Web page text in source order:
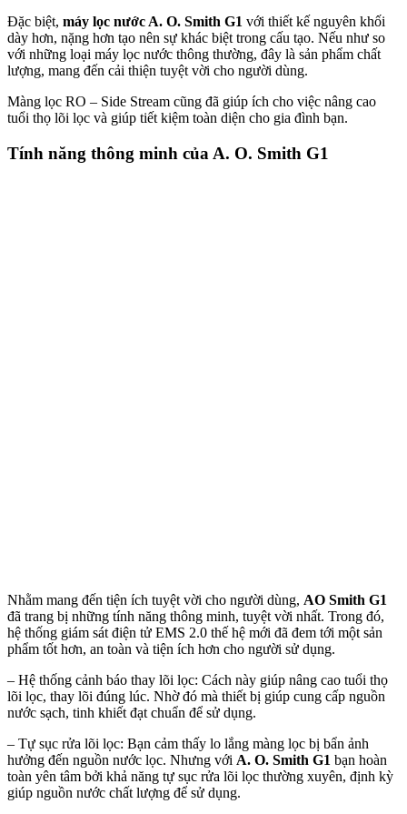
Đặc biệt, máy lọc nước A. O. Smith G1 với thiết kế nguyên khối
dày hơn, nặng hơn tạo nên sự khác biệt trong cấu tạo. Nếu như so
với những loại máy lọc nước thông thường, đây là sản phẩm chất
lượng, mang đến cải thiện tuyệt vời cho người dùng.
Màng lọc RO – Side Stream cũng đã giúp ích cho việc nâng cao
tuổi thọ lõi lọc và giúp tiết kiệm toàn diện cho gia đình bạn.
Tính năng thông minh của A. O. Smith G1
Nhằm mang đến tiện ích tuyệt vời cho người dùng, AO Smith G1
đã trang bị những tính năng thông minh, tuyệt vời nhất. Trong đó,
hệ thống giám sát điện tử EMS 2.0 thế hệ mới đã đem tới một sản
phẩm tốt hơn, an toàn và tiện ích hơn cho người sử dụng.
– Hệ thống cảnh báo thay lõi lọc: Cách này giúp nâng cao tuổi thọ
lõi lọc, thay lõi đúng lúc. Nhờ đó mà thiết bị giúp cung cấp nguồn
nước sạch, tinh khiết đạt chuẩn để sử dụng.
– Tự sục rửa lõi lọc: Bạn cảm thấy lo lắng màng lọc bị bẩn ảnh
hưởng đến nguồn nước lọc. Nhưng với A. O. Smith G1 bạn hoàn
toàn yên tâm bởi khả năng tự sục rửa lõi lọc thường xuyên, định kỳ
giúp nguồn nước chất lượng để sử dụng.